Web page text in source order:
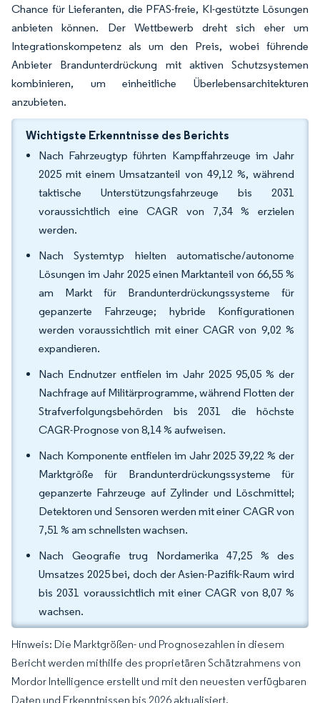
Chance für Lieferanten, die PFAS-freie, KI-gestützte Lösungen
anbieten können. Der Wettbewerb dreht sich eher um
Integrationskompetenz als um den Preis, wobei führende
Anbieter Brandunterdrückung mit aktiven Schutzsystemen
kombinieren, um einheitliche Überlebensarchitekturen
anzubieten.
Wichtigste Erkenntnisse des Berichts
Nach Fahrzeugtyp führten Kampffahrzeuge im Jahr
2025 mit einem Umsatzanteil von 49,12 %, während
taktische Unterstützungsfahrzeuge bis 2031
voraussichtlich eine CAGR von 7,34 % erzielen
werden.
Nach Systemtyp hielten automatische/autonome
Lösungen im Jahr 2025 einen Marktanteil von 66,55 %
am Markt für Brandunterdrückungssysteme für
gepanzerte Fahrzeuge; hybride Konfigurationen
werden voraussichtlich mit einer CAGR von 9,02 %
expandieren.
Nach Endnutzer entfielen im Jahr 2025 95,05 % der
Nachfrage auf Militärprogramme, während Flotten der
Strafverfolgungsbehörden bis 2031 die höchste
CAGR-Prognose von 8,14 % aufweisen.
Nach Komponente entfielen im Jahr 2025 39,22 % der
Marktgröße für Brandunterdrückungssysteme für
gepanzerte Fahrzeuge auf Zylinder und Löschmittel;
Detektoren und Sensoren werden mit einer CAGR von
7,51 % am schnellsten wachsen.
Nach Geografie trug Nordamerika 47,25 % des
Umsatzes 2025 bei, doch der Asien-Pazifik-Raum wird
bis 2031 voraussichtlich mit einer CAGR von 8,07 %
wachsen.
Hinweis: Die Marktgrößen- und Prognosezahlen in diesem
Bericht werden mithilfe des proprietären Schätzrahmens von
Mordor Intelligence erstellt und mit den neuesten verfügbaren
Daten und Erkenntnissen bis 2026 aktualisiert.